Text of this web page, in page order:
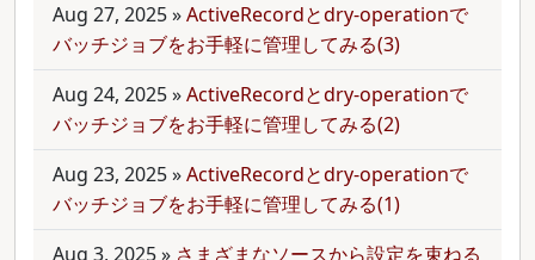
Aug 27, 2025»ActiveRecordとdry-operationで
バッチジョブをお手軽に管理してみる(3)
Aug 24, 2025»ActiveRecordとdry-operationで
バッチジョブをお手軽に管理してみる(2)
Aug 23, 2025»ActiveRecordとdry-operationで
バッチジョブをお手軽に管理してみる(1)
Aug 3, 2025» さまざまなソースから設定を束ねる